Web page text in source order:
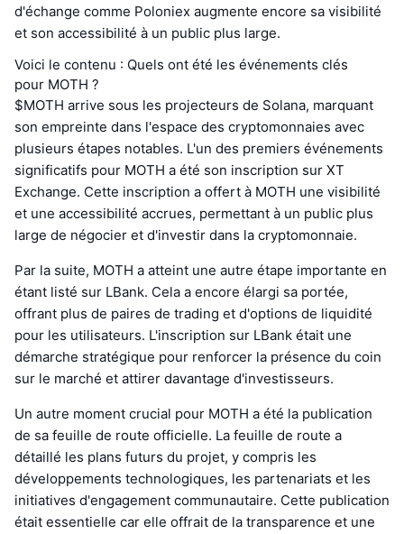
d'échange comme Poloniex augmente encore sa visibilité
et son accessibilité à un public plus large.
Voici le contenu : Quels ont été les événements clés
pour MOTH ?
$MOTH arrive sous les projecteurs de Solana, marquant
son empreinte dans l'espace des cryptomonnaies avec
plusieurs étapes notables. L'un des premiers événements
significatifs pour MOTH a été son inscription sur XT
Exchange. Cette inscription a offert à MOTH une visibilité
et une accessibilité accrues, permettant à un public plus
large de négocier et d'investir dans la cryptomonnaie.
Par la suite, MOTH a atteint une autre étape importante en
étant listé sur LBank. Cela a encore élargi sa portée,
offrant plus de paires de trading et d'options de liquidité
pour les utilisateurs. L'inscription sur LBank était une
démarche stratégique pour renforcer la présence du coin
sur le marché et attirer davantage d'investisseurs.
Un autre moment crucial pour MOTH a été la publication
de sa feuille de route officielle. La feuille de route a
détaillé les plans futurs du projet, y compris les
développements technologiques, les partenariats et les
initiatives d'engagement communautaire. Cette publication
était essentielle car elle offrait de la transparence et une